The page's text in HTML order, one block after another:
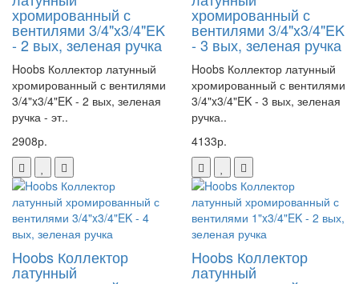
и легко установить её на нужном участке трубопровода.
Где купить заглушку Hoobs?
Вы можете приобрести заглушку Hoobs на нашем маркетплейсе. Мы
гарантируем высокое качество продукции и доступные цены. Не
упустите возможность обеспечить надёжность вашей системы
водоснабжения с помощью заглушки Hoobs!
Артикул 02690H
хромированный с
вентилями 3/4"x3/4"EK
- 2 вых, зеленая ручка
Hoobs Коллектор латунный
хромированный с вентилями
3/4"x3/4"EK - 2 вых, зеленая
ручка - эт..
2908р.
хромированный с
вентилями 3/4"x3/4"EK
- 3 вых, зеленая ручка
Hoobs Коллектор латунный
хромированный с вентилями
3/4"x3/4"EK - 3 вых, зеленая
ручка..
4133р.
Hoobs Коллектор
латунный
Hoobs Коллектор
латунный